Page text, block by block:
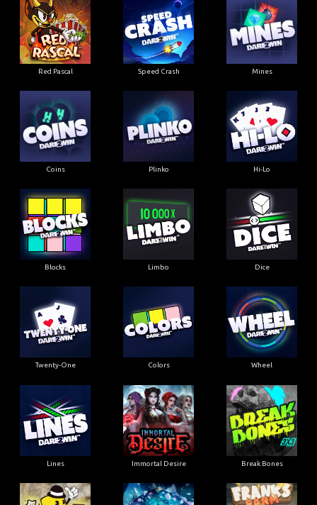
Red Pascal Speed Crash Mines
Coins Plinko Hi-Lo
Blocks Limbo Dice
Twenty-One Colors Wheel
Lines Immortal Desire Break Bones